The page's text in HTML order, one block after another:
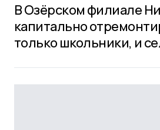
В Озёрском филиале
капитально
только школьники, и